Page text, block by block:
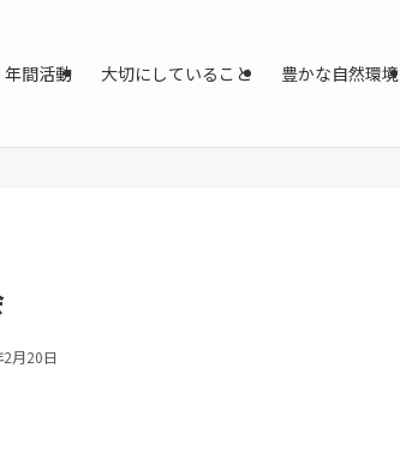
年間活動 大切にしていること 豊かな自然環境
月20日